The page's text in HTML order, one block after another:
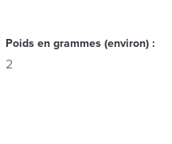
Poids en grammes (environ) :
2